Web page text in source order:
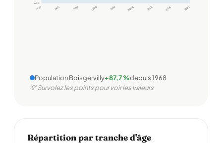
600
1968 1975 1982 1990 1999 2006 2011 2016 2022
Population Boisgervilly+87,7 %depuis 1968
💡 Survolez les points pour voir les valeurs
Répartition par tranche d'âge